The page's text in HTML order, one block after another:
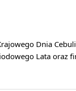
Dnia
Lata oraz